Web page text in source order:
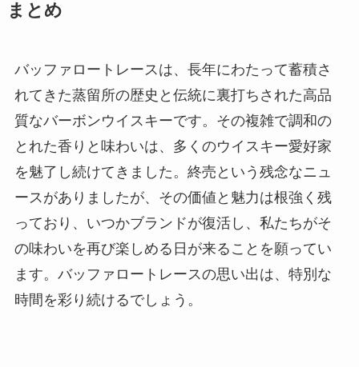
まとめ
バッファロートレースは、長年にわたって蓄積さ
れてきた蒸留所の歴史と伝統に裏打ちされた高品
質なバーボンウイスキーです。その複雑で調和の
とれた香りと味わいは、多くのウイスキー愛好家
を魅了し続けてきました。終売という残念なニュ
ースがありましたが、その価値と魅力は根強く残
っており、いつかブランドが復活し、私たちがそ
の味わいを再び楽しめる日が来ることを願ってい
ます。バッファロートレースの思い出は、特別な
時間を彩り続けるでしょう。